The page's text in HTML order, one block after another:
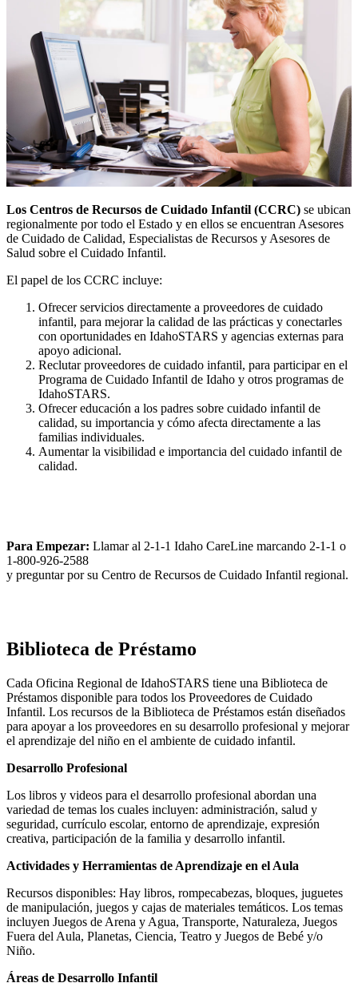
Los Centros de Recursos de Cuidado Infantil (CCRC) se ubican
regionalmente por todo el Estado y en ellos se encuentran Asesores
de Cuidado de Calidad, Especialistas de Recursos y Asesores de
Salud sobre el Cuidado Infantil.
El papel de los CCRC incluye:
Ofrecer servicios directamente a proveedores de cuidado
infantil, para mejorar la calidad de las prácticas y conectarles
con oportunidades en IdahoSTARS y agencias externas para
apoyo adicional.
Reclutar proveedores de cuidado infantil, para participar en el
Programa de Cuidado Infantil de Idaho y otros programas de
IdahoSTARS.
Ofrecer educación a los padres sobre cuidado infantil de
calidad, su importancia y cómo afecta directamente a las
familias individuales.
Aumentar la visibilidad e importancia del cuidado infantil de
calidad.
Para Empezar: Llamar al 2-1-1 Idaho CareLine marcando 2-1-1 o
1-800-926-2588
y preguntar por su Centro de Recursos de Cuidado Infantil regional.
Biblioteca de Préstamo
Cada Oficina Regional de IdahoSTARS tiene una Biblioteca de
Préstamos disponible para todos los Proveedores de Cuidado
Infantil. Los recursos de la Biblioteca de Préstamos están diseñados
para apoyar a los proveedores en su desarrollo profesional y mejorar
el aprendizaje del niño en el ambiente de cuidado infantil.
Desarrollo Profesional
Los libros y videos para el desarrollo profesional abordan una
variedad de temas los cuales incluyen: administración, salud y
seguridad, currículo escolar, entorno de aprendizaje, expresión
creativa, participación de la familia y desarrollo infantil.
Actividades y Herramientas de Aprendizaje en el Aula
Recursos disponibles: Hay libros, rompecabezas, bloques, juguetes
de manipulación, juegos y cajas de materiales temáticos. Los temas
incluyen Juegos de Arena y Agua, Transporte, Naturaleza, Juegos
Fuera del Aula, Planetas, Ciencia, Teatro y Juegos de Bebé y/o
Niño.
Áreas de Desarrollo Infantil